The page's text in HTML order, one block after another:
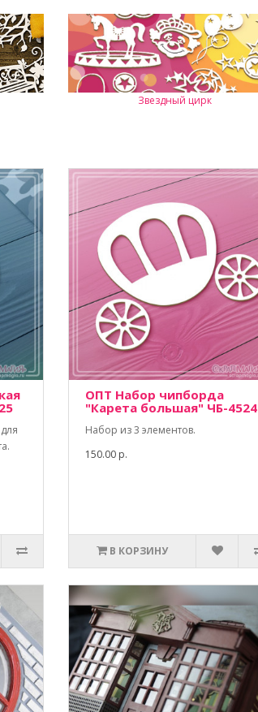
Звездный цирк
ОПТ Набор чипборда
"Карета большая" ЧБ-4524
Набор из 3 элементов.
150.00 р.
В КОРЗИНУ